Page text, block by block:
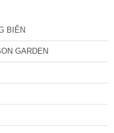
BIÊN
GARDEN